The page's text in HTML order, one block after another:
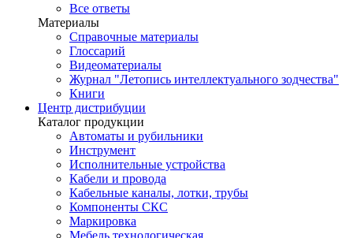
Все ответы
Материалы
Справочные материалы
Глоссарий
Видеоматериалы
Журнал "Летопись интеллектуального зодчества"
Книги
Центр дистрибуции
Каталог продукции
Автоматы и рубильники
Инструмент
Исполнительные устройства
Кабели и провода
Кабельные каналы, лотки, трубы
Компоненты СКС
Маркировка
Мебель технологическая